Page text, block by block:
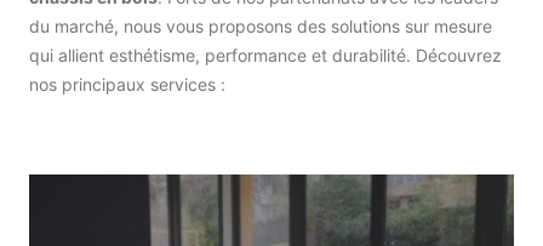
du marché, nous vous proposons des solutions sur mesure
qui allient esthétisme, performance et durabilité. Découvrez
nos principaux services :